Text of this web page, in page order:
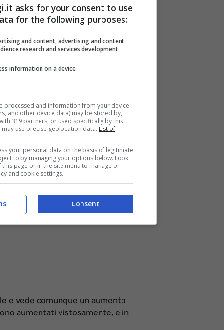
di vista economico, tra
energetici,caro bollette.
al timo dell’accensione dei
e vede comunque un aumento
aumentati vistosamente, e in
asks for your consent to use
for the following purposes:
and content, advertising and content
research and services development
information on a device
processed and information from your device
and other device data) may be stored by,
319 partners, or used specifically by this
use precise geolocation data. List of
your personal data on the basis of legitimate
to by managing your options below. Look
page or in the site menu to manage or
and cookie settings.
Consent